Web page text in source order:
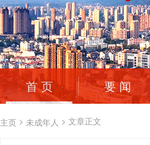
首 页 要 闻
主页 > 未成年人 > 文章正文